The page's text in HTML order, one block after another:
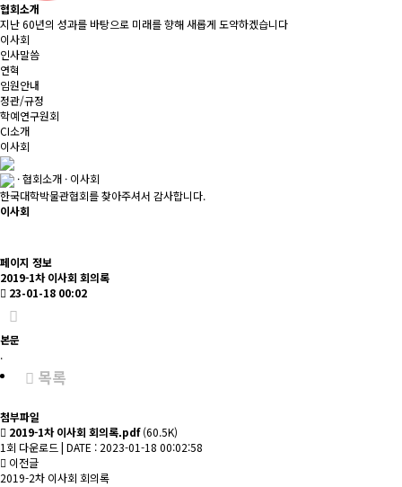
협회소개
지난 60년의 성과를 바탕으로 미래를 향해 새롭게 도약하겠습니다
이사회
인사말씀
연혁
임원안내
정관/규정
학예연구원회
CI소개
이사회
· 협회소개 · 이사회
한국대학박물관협회를 찾아주셔서 감사합니다.
이사회
페이지 정보
2019-1차 이사회 회의록
23-01-18 00:02
본문
.
목록
첨부파일
2019-1차 이사회 회의록.pdf(60.5K)
1회 다운로드 | DATE : 2023-01-18 00:02:58
이전글
2019-2차 이사회 회의록